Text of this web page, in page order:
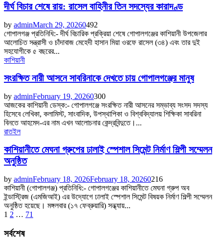
দীর্ঘ বিচার শেষে রায়: রাসেল বাহিনীর তিন সদস্যের কারাদণ্ড
by adminMarch 29, 20260492
গোপালগঞ্জ প্রতিনিধি:- দীর্ঘ বিচারিক প্রক্রিয়া শেষে গোপালগঞ্জের কাশিয়ানী উপজেলার
আলোচিত সন্ত্রাসী ও চাঁদাবাজ মেহেদী হাসান মিয়া ওরফে রাসেল (৩৪) এবং তার দুই
সহযোগীকে ৫ বছরের...
কাশিয়ানী
সংরক্ষিত নারী আসনে সাবরিনাকে দেখতে চায় গোপালগঞ্জের মানুষ
by adminFebruary 19, 20260300
আজকের কাশিয়ানী ডেস্ক:- গোপালগঞ্জে সংরক্ষিত নারী আসনের সম্ভাব্য সংসদ সদস্য
হিসেবে লেখিকা, কলামিস্ট, সাংবাদিক, উপস্থাপিকা ও বিশ্ববিদ্যালয় শিক্ষিকা সাবরিনা
বিনতে আহমেদ-এর নাম এখন আলোচনার কেন্দ্রবিন্দুতে।...
রাতইল
কাশিয়ানীতে মেঘনা গ্রুপের ঢালাই স্পেশাল সিমেন্ট নির্মাণ শিল্পী সম্মেলন
অনুষ্ঠিত
by adminFebruary 18, 2026February 18, 20260216
কাশিয়ানী (গোপালগঞ্জ) প্রতিনিধি:- গোপালগঞ্জের কাশিয়ানীতে মেঘনা গ্রুপ অব
ইন্ডাস্ট্রিজ (এমজিআই) এর উদ্যোগে ঢালাই স্পেশাল সিমেন্ট বিষয়ক নির্মাণ শিল্পী সম্মেলন
অনুষ্ঠিত হয়েছে। মঙ্গলবার (১৭ ফেব্রুয়ারি) সন্ধ্যায়...
Posts
pagination
1 2 … 71
সর্বশেষ